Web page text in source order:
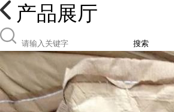
产品展厅
搜索